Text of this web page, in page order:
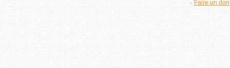
- Faire un don